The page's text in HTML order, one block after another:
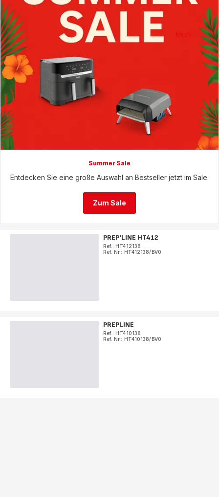
Summer Sale
Entdecken Sie eine große Auswahl an Bestseller jetzt im Sale.
Zum Sale
PREP'LINE HT412
Ref.: HT412138
Ref. Nr.: HT412138/BV0
PREPLINE
Ref.: HT410138
Ref. Nr.: HT410138/BV0